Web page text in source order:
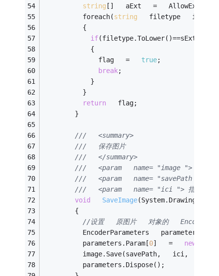
string []   aExt   =
          foreach(
string
filetype   in
          {
if(filetype.ToLower()==sExt)
            {
              flag   =
true;
break;
            }
          }
return
   flag;
        }
///   <summary>
///   保存图片
///   </summary>
///   <param   name= "image ">
///   <param   name= "savePath "> 保
///   <param   name= "ici "> 指定格式
void
SaveImage
        {
//设置   原图片   对象的
EncoderParameters   parameters
          parameters.Param[
0]   = new
image.Save(savePath,   ici,
          parameters.Dispose();